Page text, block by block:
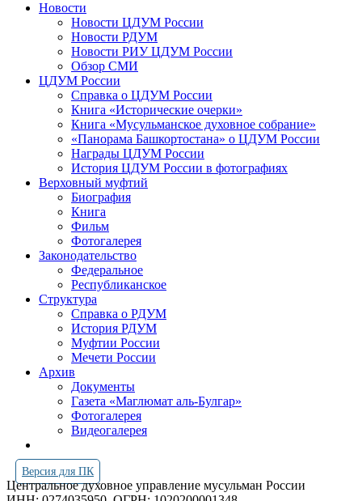
Новости
Новости ЦДУМ России
Новости РДУМ
Новости РИУ ЦДУМ России
Обзор СМИ
ЦДУМ России
Справка о ЦДУМ России
Книга «Исторические очерки»
Книга «Мусульманское духовное собрание»
«Панорама Башкортостана» о ЦДУМ России
Награды ЦДУМ России
История ЦДУМ России в фотографиях
Верховный муфтий
Биография
Книга
Фильм
Фотогалерея
Законодательство
Федеральное
Республиканское
Структура
Справка о РДУМ
История РДУМ
Муфтии России
Мечети России
Архив
Документы
Газета «Маглюмат аль-Булгар»
Фотогалерея
Видеогалерея
Версия для ПК
Центральное духовное управление мусульман России